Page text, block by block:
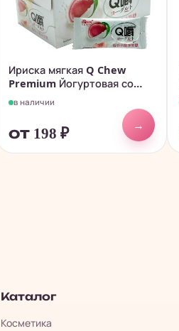
Ириска мягкая Q Chew
Premium Йогуртовая со
вкусом...
в наличии
от 198 ₽
→
Каталог
Косметика